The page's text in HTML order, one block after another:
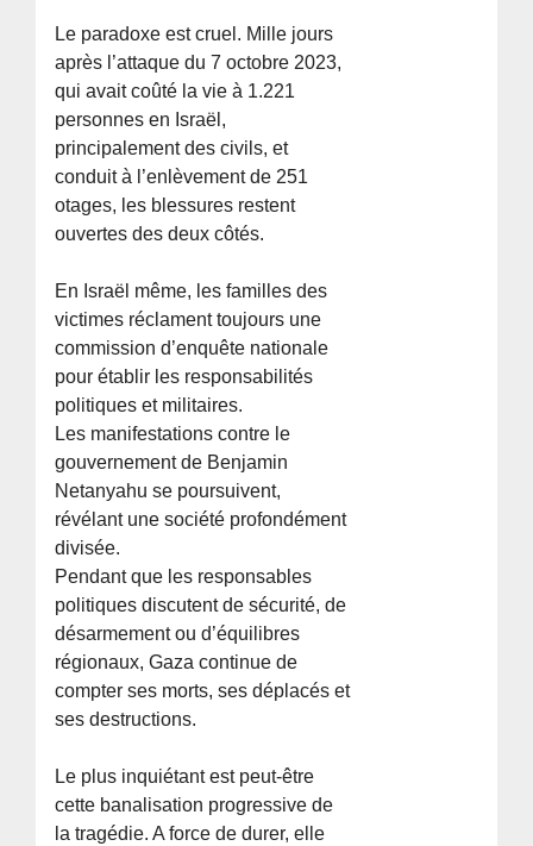
Le paradoxe est cruel. Mille jours
après l’attaque du 7 octobre 2023,
qui avait coûté la vie à 1.221
personnes en Israël,
principalement des civils, et
conduit à l’enlèvement de 251
otages, les blessures restent
ouvertes des deux côtés.
En Israël même, les familles des
victimes réclament toujours une
commission d’enquête nationale
pour établir les responsabilités
politiques et militaires.
Les manifestations contre le
gouvernement de Benjamin
Netanyahu se poursuivent,
révélant une société profondément
divisée.
Pendant que les responsables
politiques discutent de sécurité, de
désarmement ou d’équilibres
régionaux, Gaza continue de
compter ses morts, ses déplacés et
ses destructions.
Le plus inquiétant est peut-être
cette banalisation progressive de
la tragédie. A force de durer, elle